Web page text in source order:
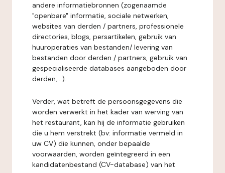
andere informatiebronnen (zogenaamde
"openbare" informatie, sociale netwerken,
websites van derden / partners, professionele
directories, blogs, persartikelen, gebruik van
huuroperaties van bestanden/ levering van
bestanden door derden / partners, gebruik van
gespecialiseerde databases aangeboden door
derden,...).
Verder, wat betreft de persoonsgegevens die
worden verwerkt in het kader van werving van
het restaurant, kan hij de informatie gebruiken
die u hem verstrekt (bv: informatie vermeld in
uw CV) die kunnen, onder bepaalde
voorwaarden, worden geïntegreerd in een
kandidatenbestand (CV-database) van het